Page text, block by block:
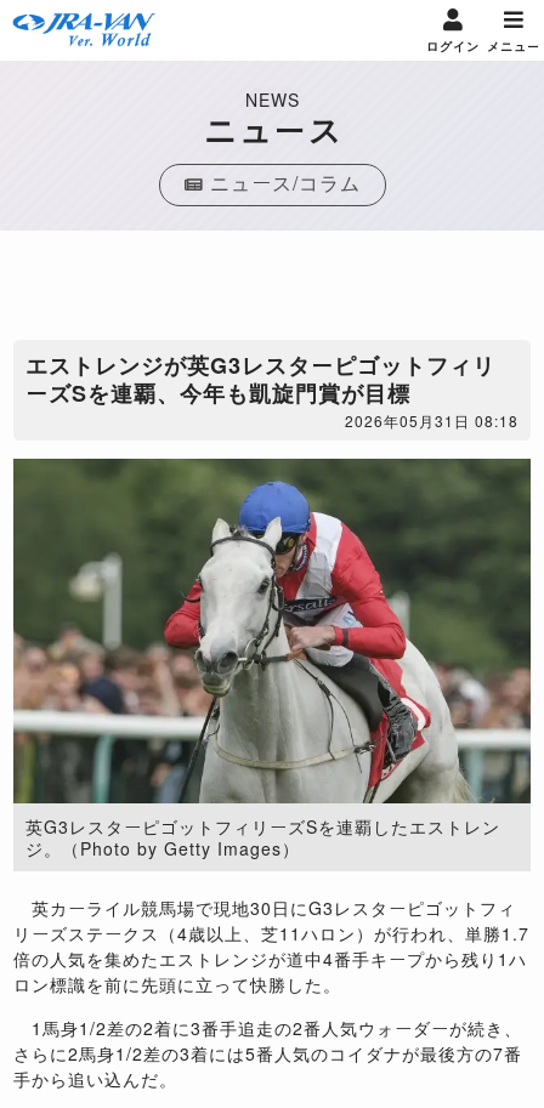
ログイン メニュー
NEWS
ニュース
ニュース/コラム
エストレンジが英G3レスターピゴットフィリ
ーズSを連覇、今年も凱旋門賞が目標
2026年05月31日 08:18
英G3レスターピゴットフィリーズSを連覇したエストレン
ジ。（Photo by Getty Images）
英カーライル競馬場で現地30日にG3レスターピゴットフィ
リーズステークス（4歳以上、芝11ハロン）が行われ、単勝1.7
倍の人気を集めたエストレンジが道中4番手キープから残り1ハ
ロン標識を前に先頭に立って快勝した。
1馬身1/2差の2着に3番手追走の2番人気ウォーダーが続き、
さらに2馬身1/2差の3着には5番人気のコイダナが最後方の7番
手から追い込んだ。